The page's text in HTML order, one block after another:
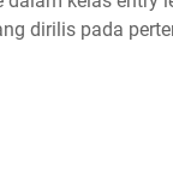
dirilis pada